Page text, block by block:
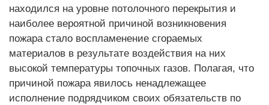
находился на уровне потолочного перекрытия и
наиболее вероятной причиной возникновения
пожара стало воспламенение сгораемых
материалов в результате воздействия на них
высокой температуры топочных газов. Полагая, что
причиной пожара явилось ненадлежащее
исполнение подрядчиком своих обязательств по